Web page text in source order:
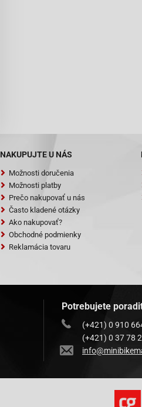
Piaggio-Zip Fast Rider 50 DT
Piaggio-Zip SSL 25 TT AC 92-
Piaggio-Zip SSL 50 TT AC 92-
VC19080
NAKUPUJTE U NÁS
Možnosti doručenia
Možnosti platby
Prečo nakupovať u nás
Často kladené otázky
Ako nakupovať?
Obchodné podmienky
Reklamácia tovaru
Potrebujete
(+421) 0 910
(+421) 0 37 78